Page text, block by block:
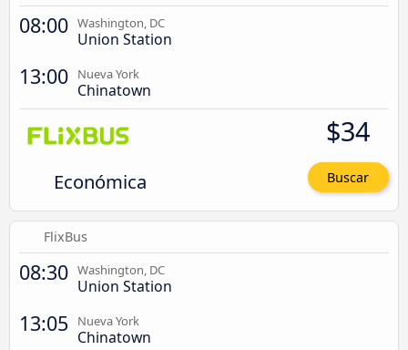
08:00 Washington, DC
Union Station
13:00 Nueva York
Chinatown
Económica
$34
Buscar
FlixBus
08:30 Washington, DC
Union Station
13:05 Nueva York
Chinatown